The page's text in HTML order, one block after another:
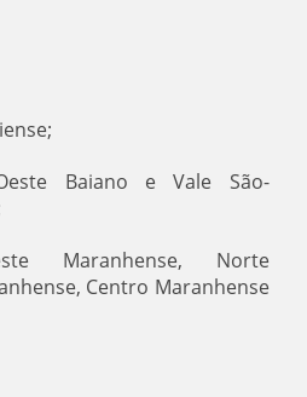
Baiano e Vale São-
Maranhense, Norte
Centro Maranhense